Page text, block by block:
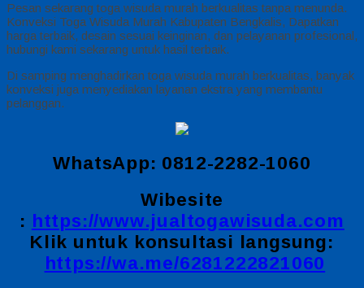
Pesan sekarang toga wisuda murah berkualitas tanpa menunda.
Konveksi Toga Wisuda Murah Kabupaten Bengkalis, Dapatkan
harga terbaik, desain sesuai keinginan, dan pelayanan profesional,
hubungi kami sekarang untuk hasil terbaik.
Di samping menghadirkan toga wisuda murah berkualitas, banyak
konveksi juga menyediakan layanan ekstra yang membantu
pelanggan.
WhatsApp: 0812-2282-1060
Wibesite
: https://www.jualtogawisuda.com
Klik untuk konsultasi langsung:
https://wa.me/6281222821060